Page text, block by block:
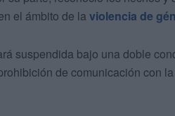
el ámbito de la violencia de
suspendida bajo una doble
de comunicación con